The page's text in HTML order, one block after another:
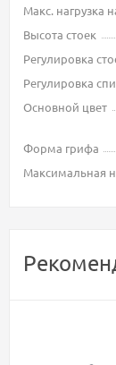
Макс. нагрузка
Высота стоек
Регулировка
Регулировка
Основной цвет
Форма грифа
Максимальная